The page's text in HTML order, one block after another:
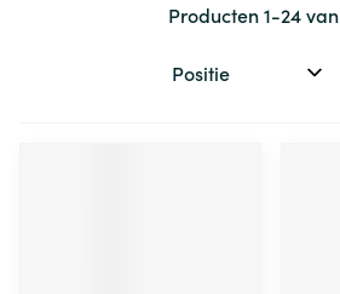
Producten1-24van
Sorteer op: